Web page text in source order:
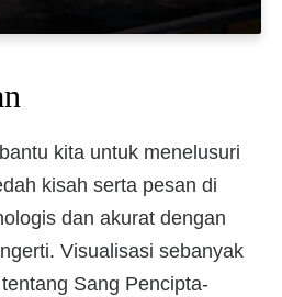
kita untuk menelusuri
kisah serta pesan di
dan akurat dengan
Visualisasi sebanyak
Sang Pencipta-